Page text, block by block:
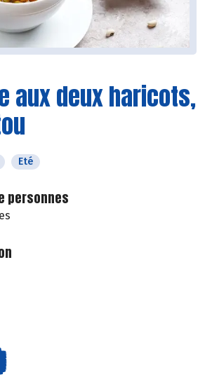
aux deux haricots,
Eté
personnes